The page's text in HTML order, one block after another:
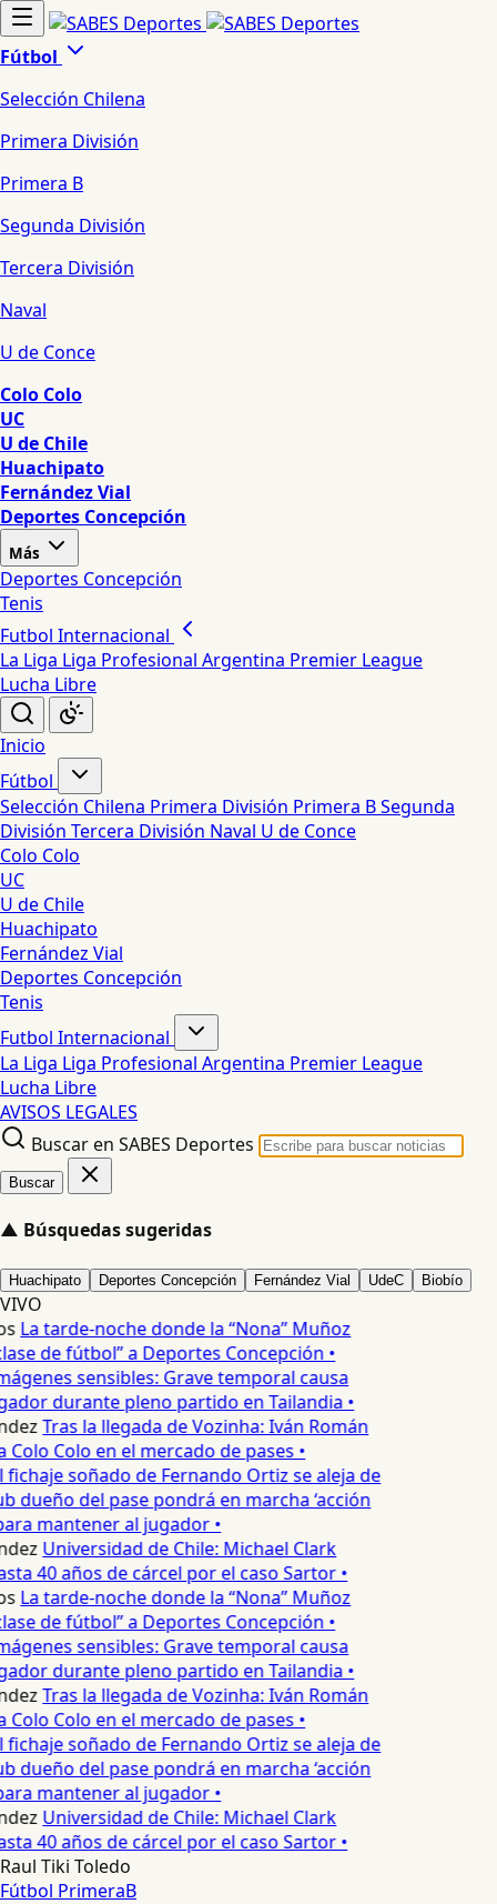
Fútbol
Selección Chilena
Primera División
Primera B
Segunda División
Tercera División
Naval
U de Conce
Colo Colo
UC
U de Chile
Huachipato
Fernández Vial
Deportes Concepción
Más
Deportes Concepción
Tenis
Futbol Internacional
La Liga Liga Profesional Argentina Premier League
Lucha Libre
Inicio
Fútbol
Selección Chilena Primera División Primera BSegunda
División Tercera División Naval U de Conce
Colo Colo
UC
U de Chile
Huachipato
Fernández Vial
Deportes Concepción
Tenis
Futbol Internacional
La Liga Liga Profesional Argentina Premier League
Lucha Libre
AVISOS LEGALES
Buscar en SABES Deportes
Buscar
▲ Búsquedas sugeridas
Huachipato Deportes Concepción Fernández Vial UdeC Biobío
VIVO
La tarde-noche donde la “Nona” Muñoz
de fútbol” a Deportes Concepción •
sensibles: Grave temporal causa
durante pleno partido en Tailandia •
Tras la llegada de Vozinha: Iván Román
Colo en el mercado de pases •
fichaje soñado de Fernando Ortiz se aleja de
dueño del pase pondrá en marcha ‘acción
mantener al jugador •
Universidad de Chile: Michael Clark
40 años de cárcel por el caso Sartor •
La tarde-noche donde la “Nona” Muñoz
de fútbol” a Deportes Concepción •
sensibles: Grave temporal causa
durante pleno partido en Tailandia •
Tras la llegada de Vozinha: Iván Román
Colo en el mercado de pases •
fichaje soñado de Fernando Ortiz se aleja de
dueño del pase pondrá en marcha ‘acción
mantener al jugador •
Universidad de Chile: Michael Clark
40 años de cárcel por el caso Sartor •
Raul Tiki Toledo
Fútbol PrimeraB